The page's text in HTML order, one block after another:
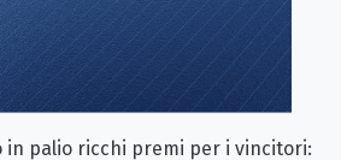
in palio ricchi premi per i vincitori: